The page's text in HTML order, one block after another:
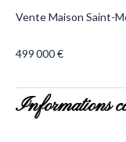
Vente Maison Saint-
499 000 €
Informations